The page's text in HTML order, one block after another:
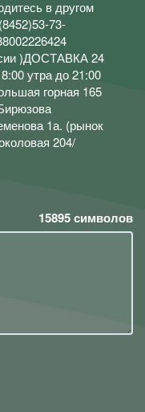
в другом
73-
)ДОСТАВКА 24
утра до 21:00
горная 165
1а. (рынок
204/
15895символов